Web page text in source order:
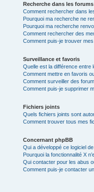
Recherche dans les forums
Comment rechercher dans
Pourquoi ma recherche ne
Pourquoi ma recherche
Comment rechercher des
Comment puis-je trouver
Surveillance et favoris
Quelle est la différence entre
Comment mettre en favoris
Comment surveiller des
Comment puis-je supprimer
Fichiers joints
Quels fichiers joints sont
Comment trouver tous mes
Concernant phpBB
Qui a développé ce logiciel
Pourquoi la fonctionnalité X
Qui contacter pour les abus
Comment puis-je contacter